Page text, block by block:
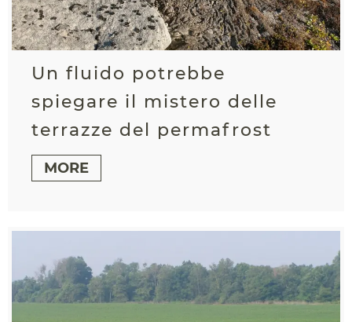
Un fluido potrebbe
spiegare il mistero delle
terrazze del permafrost
MORE